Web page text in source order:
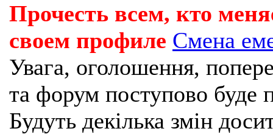
Прочесть всем, кто
своем профиле Смена
Увага, оголошення,
та форум поступово буде
Будуть декілька змін